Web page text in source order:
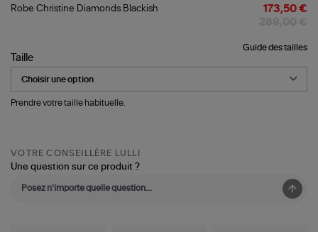
Robe
Robe Christine Diamonds Blackish 173,50 €
Guide des tailles
Taille
Prendre votre taille habituelle.
VOTRE CONSEILLÈRE LULLI
Une question sur ce produit ?